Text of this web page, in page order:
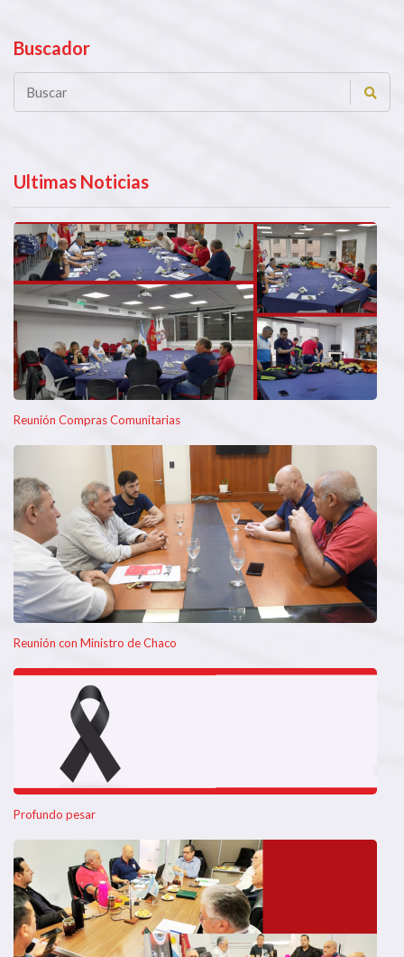
Buscador
Ultimas Noticias
Reunión Compras Comunitarias
Reunión con Ministro de Chaco
Profundo pesar